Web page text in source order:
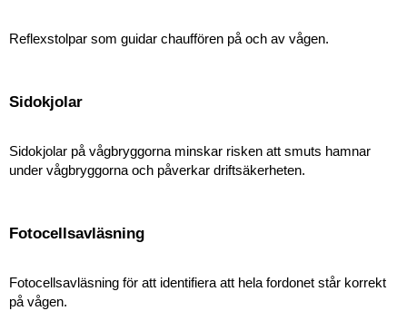
Reflexstolpar som guidar chauffören på och av vågen.
Sidokjolar
Sidokjolar på vågbryggorna minskar risken att smuts hamnar
under vågbryggorna och påverkar driftsäkerheten.
Fotocellsavläsning
Fotocellsavläsning för att identifiera att hela fordonet står korrekt
på vågen.